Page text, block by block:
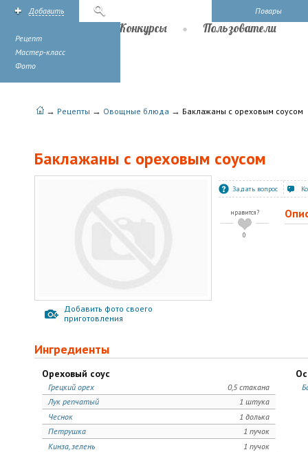
Повары
Добавить
Рецепт
Мастер-класс
Фото
Конкурсы Пользователи
→ Рецепты → Овощные блюда → Баклажаны с ореховым соусом
Баклажаны с ореховым соусом
Добавить фото своего
приготовления
Задать вопрос
нравится?
0
Ингредиенты
Ореховый соус
0,5 стакана
Грецкий орех
1 штука
Лук репчатый
1 долька
Чеснок
1 пучок
Петрушка
1 пучок
Кинза, зелень